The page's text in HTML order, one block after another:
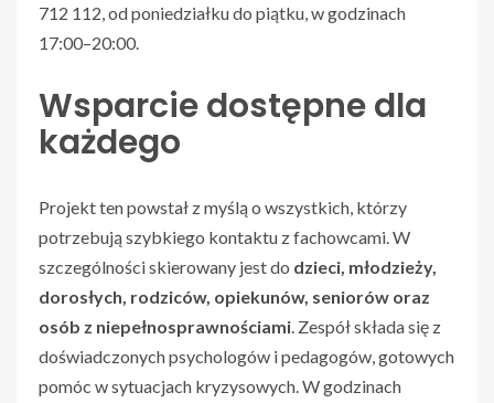
712 112, od poniedziałku do piątku, w godzinach
17:00–20:00.
Wsparcie dostępne dla
każdego
Projekt ten powstał z myślą o wszystkich, którzy
potrzebują szybkiego kontaktu z fachowcami. W
szczególności skierowany jest do dzieci, młodzieży,
dorosłych, rodziców, opiekunów, seniorów oraz
osób z niepełnosprawnościami . Zespół składa się z
doświadczonych psychologów i pedagogów, gotowych
pomóc w sytuacjach kryzysowych. W godzinach